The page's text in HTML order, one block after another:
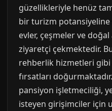
güzellikleriyle henüz
bir turizm
evler, çeşmeler ve
ziyaretçi çekmektedir.
rehberlik hizmetleri gibi
fırsatları
pansiyon işletmeciliği,
isteyen girişimciler için